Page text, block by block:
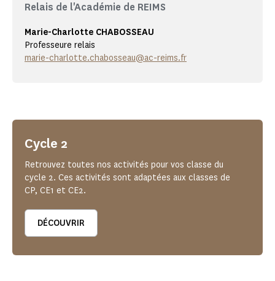
Relais de l'Académie de REIMS
Marie-Charlotte CHABOSSEAU
Professeure relais
marie-charlotte.chabosseau@ac-reims.fr
Cycle 2
Retrouvez toutes nos activités pour vos classe du
cycle 2. Ces activités sont adaptées aux classes de
CP, CE1 et CE2.
DÉCOUVRIR